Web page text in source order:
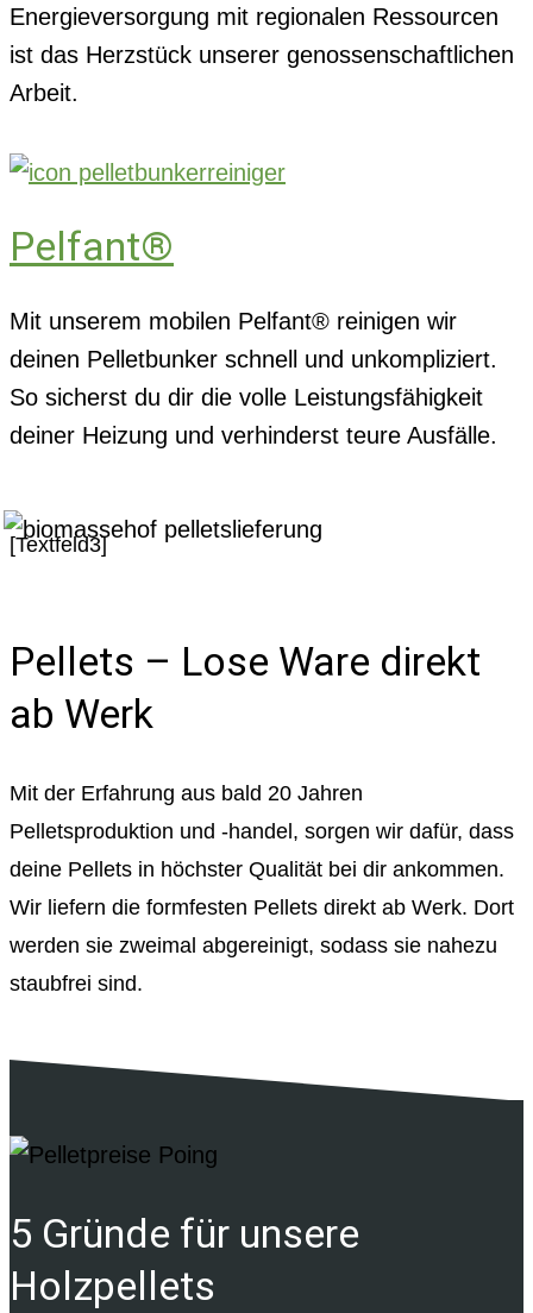
Energieversorgung mit regionalen Ressourcen
ist das Herzstück unserer genossenschaftlichen
Arbeit.
Pelfant®
Mit unserem mobilen Pelfant® reinigen wir
deinen Pelletbunker schnell und unkompliziert.
So sicherst du dir die volle Leistungsfähigkeit
deiner Heizung und verhinderst teure Ausfälle.
[Textfeld3]
Pellets – Lose Ware direkt
ab Werk
Mit der Erfahrung aus bald 20 Jahren
Pelletsproduktion und -handel, sorgen wir dafür, dass
deine Pellets in höchster Qualität bei dir ankommen.
Wir liefern die formfesten Pellets direkt ab Werk. Dort
werden sie zweimal abgereinigt, sodass sie nahezu
staubfrei sind.
5 Gründe für unsere
Holzpellets